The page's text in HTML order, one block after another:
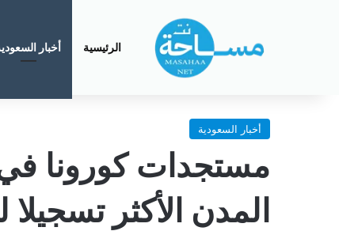
الرئيسية أخبار
أخبار السعودية
مستجدات كورونا
المدن الأكثر